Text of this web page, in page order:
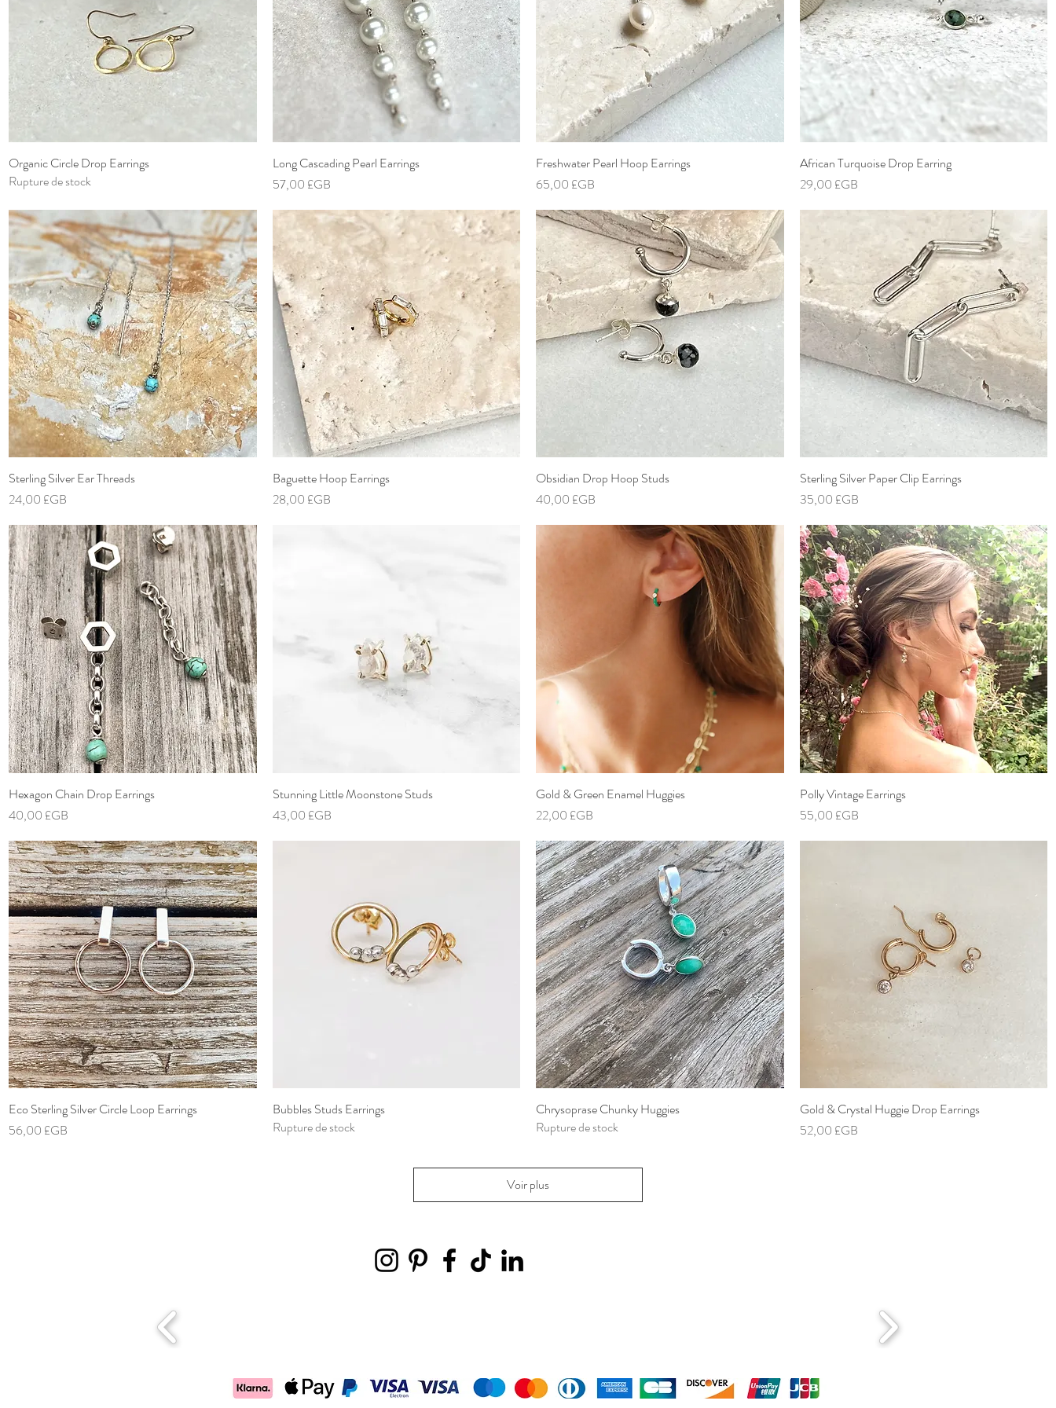
Aperçu rapide
Organic Circle Drop Earrings
Rupture de stock
Aperçu rapide
Long Cascading Pearl Earrings
Prix
57,00 £GB
Aperçu rapide
Freshwater Pearl Hoop Earrings
Prix
65,00 £GB
Aperçu rapide
African Turquoise Drop Earring
Prix
29,00 £GB
Aperçu rapide
Sterling Silver Ear Threads
Prix
24,00 £GB
Aperçu rapide
Baguette Hoop Earrings
Prix
28,00 £GB
Aperçu rapide
Obsidian Drop Hoop Studs
Prix
40,00 £GB
Aperçu rapide
Sterling Silver Paper Clip Earrings
Prix
35,00 £GB
Aperçu rapide
Hexagon Chain Drop Earrings
Prix
40,00 £GB
Aperçu rapide
Stunning Little Moonstone Studs
Prix
43,00 £GB
Aperçu rapide
Gold & Green Enamel Huggies
Prix
22,00 £GB
Aperçu rapide
Polly Vintage Earrings
Prix
55,00 £GB
Aperçu rapide
Eco Sterling Silver Circle Loop Earrings
Prix
56,00 £GB
Aperçu rapide
Bubbles Studs Earrings
Rupture de stock
Aperçu rapide
Chrysoprase Chunky Huggies
Rupture de stock
Aperçu rapide
Gold & Crystal Huggie Drop Earrings
Prix
52,00 £GB
Voir plus